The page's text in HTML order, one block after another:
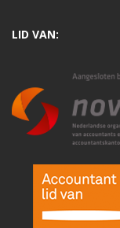
LID VAN: